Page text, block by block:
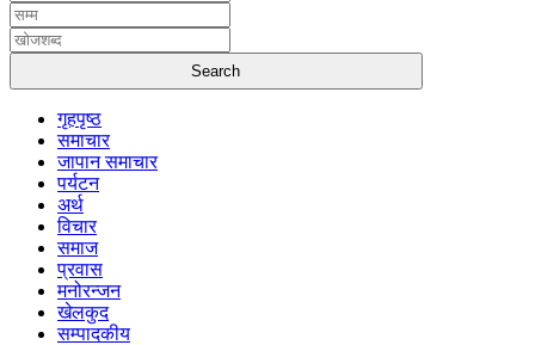
गृहपृष्ठ
समाचार
जापान समाचार
पर्यटन
अर्थ
विचार
समाज
प्रवास
मनोरन्जन
खेलकुद
सम्पादकीय